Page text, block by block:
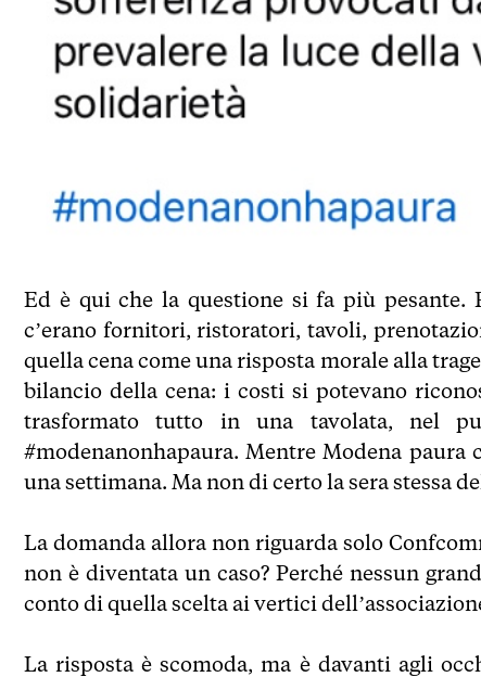
Ed è qui che la questione si fa più pesante.
c’erano fornitori, ristoratori, tavoli,
quella cena come una risposta morale alla
bilancio della cena: i costi si potevano
trasformato tutto in una tavolata, nel
#modenanonhapaura. Mentre Modena paura
una settimana. Ma non di certo la sera stessa
La domanda allora non riguarda solo
non è diventata un caso? Perché nessun
conto di quella scelta ai vertici
La risposta è scomoda, ma è davanti agli